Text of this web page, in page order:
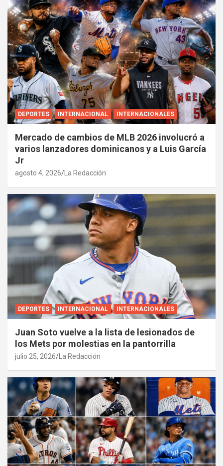
DEPORTES INTERNACIONAL INTERNACIONALES
Mercado de cambios de MLB 2026 involucró a
varios lanzadores dominicanos y a Luis García
Jr
agosto 4, 2026 La Redacción
DEPORTES INTERNACIONAL INTERNACIONALES
Juan Soto vuelve a la lista de lesionados de
los Mets por molestias en la pantorrilla
julio 25, 2026 La Redacción